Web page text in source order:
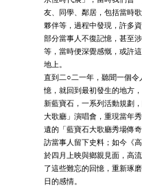
友、同學、鄰居，包括當時
夥伴等，過程中發現，許多
部分當事人不復記憶，甚至
等，當時便深覺感慨，或許
地上。
直到二○二一年，聽聞一個
憶，就回到最初發生的地方
新藍寶石，一系列活動規劃
大歌廳」演唱會，重現當年
遺的「藍寶石大歌廳秀場傳
訪當事人留下史料；如今《
於四月上映與鄉親見面，高
了這些難忘的回憶，重新琢
日的感情。